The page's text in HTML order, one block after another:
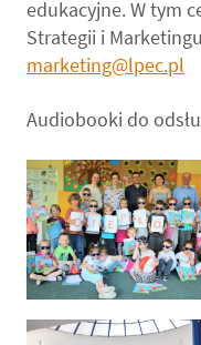
edukacyjne. W tym
Strategii i
marketing@lpec.pl
Audiobooki do